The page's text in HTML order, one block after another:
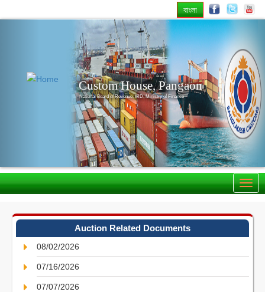
বাংলা
Custom House, Pangaon
National Board of Revenue, IRD, Ministry of Finance
Auction Related Documents
08/02/2026
07/16/2026
07/07/2026